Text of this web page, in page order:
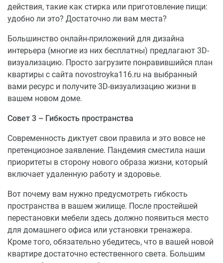
МЕДИЦИНСКИЕ УЧРЕЖДЕНИЯ
Городская поликлиника № 2, Северная, 15а
Семейная клиника «Стокли», Карла Маркса, 17
действия, такие как стирка или приготовление пищи:
удобно ли это? Достаточно ли вам места?
Большинство онлайн-приложений для дизайна
интерьера (многие из них бесплатны) предлагают 3D-
визуализацию. Просто загрузите понравившийся план
квартиры с сайта novostroyka116.ru на выбранный
вами ресурс и получите 3D-визуализацию жизни в
вашем новом доме.
Совет 3 – Гибкость пространства
Современность диктует свои правила и это вовсе не
претенциозное заявление. Пандемия сместила наши
приоритеты в сторону нового образа жизни, который
включает удаленную работу и здоровье.
Вот почему вам нужно предусмотреть гибкость
пространства в вашем жилище. После простейшей
перестановки мебели здесь должно появиться место
для домашнего офиса или установки тренажера.
Кроме того, обязательно убедитесь, что в вашей новой
квартире достаточно естественного света. Большим